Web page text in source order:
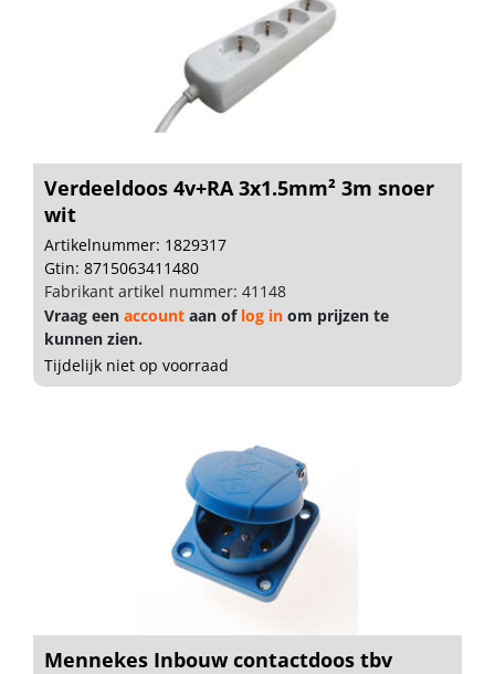
Verdeeldoos 4v+RA 3x1.5mm² 3m snoer
wit
Artikelnummer: 1829317
Gtin: 8715063411480
Fabrikant artikel nummer: 41148
Vraag een account aan of log in om prijzen te
kunnen zien.
Tijdelijk niet op voorraad
Mennekes Inbouw contactdoos tbv